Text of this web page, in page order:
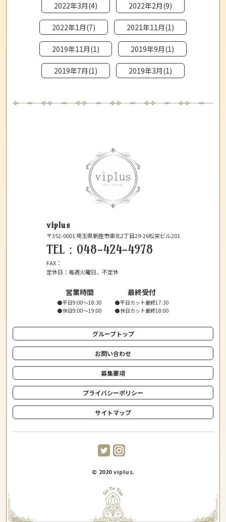
2022年3月(4) 2022年2月(9)
2022年1月(7) 2021年11月(1)
2019年11月(1) 2019年9月(1)
2019年7月(1) 2019年3月(1)
viplus
〒352-0001 埼玉県新座市東北2丁目29-26松栄ビル201
TEL： 048-424-4978
FAX：
定休日： 毎週火曜日、不定休
営業時間
●平日9:00〜18:30
●休日9:00〜19:00
最終受付
●平日カット最終17:30
●休日カット最終18:00
グループトップ
お問い合わせ
募集要項
プライバシーポリシー
サイトマップ
© 2020 viplus.